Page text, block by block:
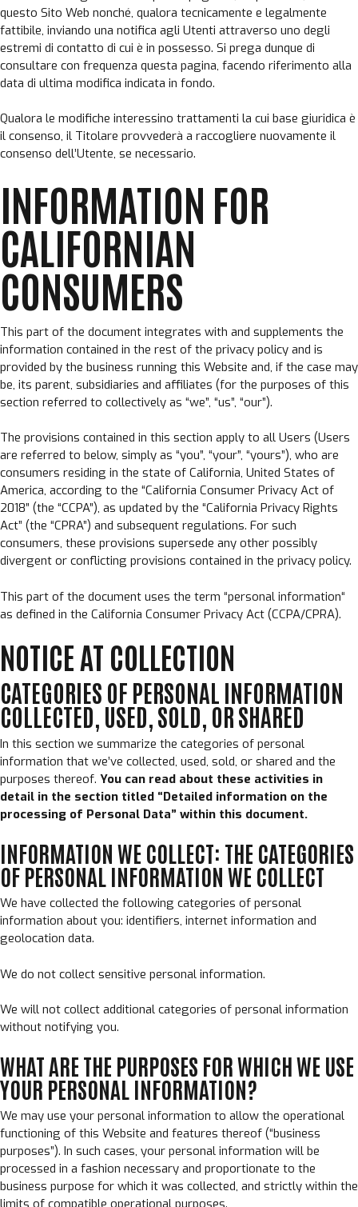
questo Sito Web nonché, qualora tecnicamente e legalmente
fattibile, inviando una notifica agli Utenti attraverso uno degli
estremi di contatto di cui è in possesso. Si prega dunque di
consultare con frequenza questa pagina, facendo riferimento alla
data di ultima modifica indicata in fondo.
Qualora le modifiche interessino trattamenti la cui base giuridica è
il consenso, il Titolare provvederà a raccogliere nuovamente il
consenso dell’Utente, se necessario.
INFORMATION FOR
CALIFORNIAN
CONSUMERS
This part of the document integrates with and supplements the
information contained in the rest of the privacy policy and is
provided by the business running this Website and, if the case may
be, its parent, subsidiaries and affiliates (for the purposes of this
section referred to collectively as “we”, “us”, “our”).
The provisions contained in this section apply to all Users (Users
are referred to below, simply as “you”, “your”, “yours”), who are
consumers residing in the state of California, United States of
America, according to the “California Consumer Privacy Act of
2018” (the “CCPA”), as updated by the “California Privacy Rights
Act” (the “CPRA”) and subsequent regulations. For such
consumers, these provisions supersede any other possibly
divergent or conflicting provisions contained in the privacy policy.
This part of the document uses the term “personal information“
as defined in the California Consumer Privacy Act (CCPA/CPRA).
NOTICE AT COLLECTION
CATEGORIES OF PERSONAL INFORMATION
COLLECTED, USED, SOLD, OR SHARED
In this section we summarize the categories of personal
information that we’ve collected, used, sold, or shared and the
purposes thereof. You can read about these activities in
detail in the section titled “Detailed information on the
processing of Personal Data” within this document.
INFORMATION WE COLLECT: THE CATEGORIES
OF PERSONAL INFORMATION WE COLLECT
We have collected the following categories of personal
information about you: identifiers, internet information and
geolocation data.
We do not collect sensitive personal information.
We will not collect additional categories of personal information
without notifying you.
WHAT ARE THE PURPOSES FOR WHICH WE USE
YOUR PERSONAL INFORMATION?
We may use your personal information to allow the operational
functioning of this Website and features thereof (“business
purposes”). In such cases, your personal information will be
processed in a fashion necessary and proportionate to the
business purpose for which it was collected, and strictly within the